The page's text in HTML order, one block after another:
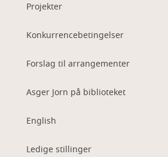
Projekter
Konkurrencebetingelser
Forslag til arrangementer
Asger Jorn på biblioteket
English
Ledige stillinger